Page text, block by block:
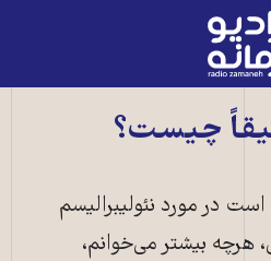
چیست؟
در مورد نئولیبرالیسم
هرچه بیشتر می‌خوانم،